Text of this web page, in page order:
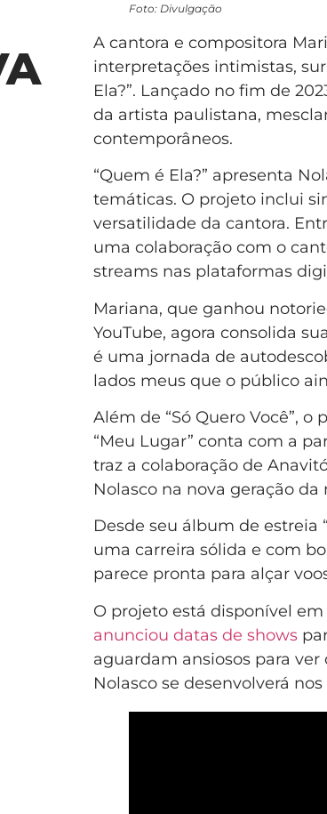
Foto: Divulgação
A cantora e compositora
interpretações intimistas,
Ela?”. Lançado no fim de
da artista paulistana,
contemporâneos.
“Quem é Ela?” apresenta
temáticas. O projeto inclui
versatilidade da cantora.
uma colaboração com o
streams nas plataformas
Mariana, que ganhou
YouTube, agora consolida
é uma jornada de
lados meus que o público
Além de “Só Quero Você”,
“Meu Lugar” conta com a
traz a colaboração de
Nolasco na nova geração da
Desde seu álbum de estreia
uma carreira sólida e com
parece pronta para alçar
O projeto está disponível
anunciou datas de shows
aguardam ansiosos para
Nolasco se desenvolverá nos